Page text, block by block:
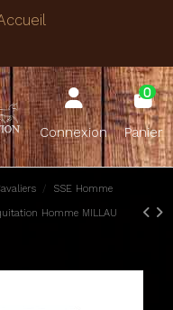
Connexion
0
Panier
SSE Homme
Homme MILLAU